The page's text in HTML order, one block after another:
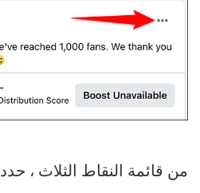
من قائمة النقاط الثلاث ، حدد